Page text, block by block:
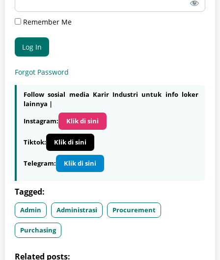
Remember Me
Forgot Password
Follow sosial media Karir Industri untuk info loker
lainnya |
Instagram:
Klik di sini
Tiktok: Klik di sini
Telegram: Klik di sini
Tagged:
Admin Administrasi Procurement
Purchasing
Related posts: